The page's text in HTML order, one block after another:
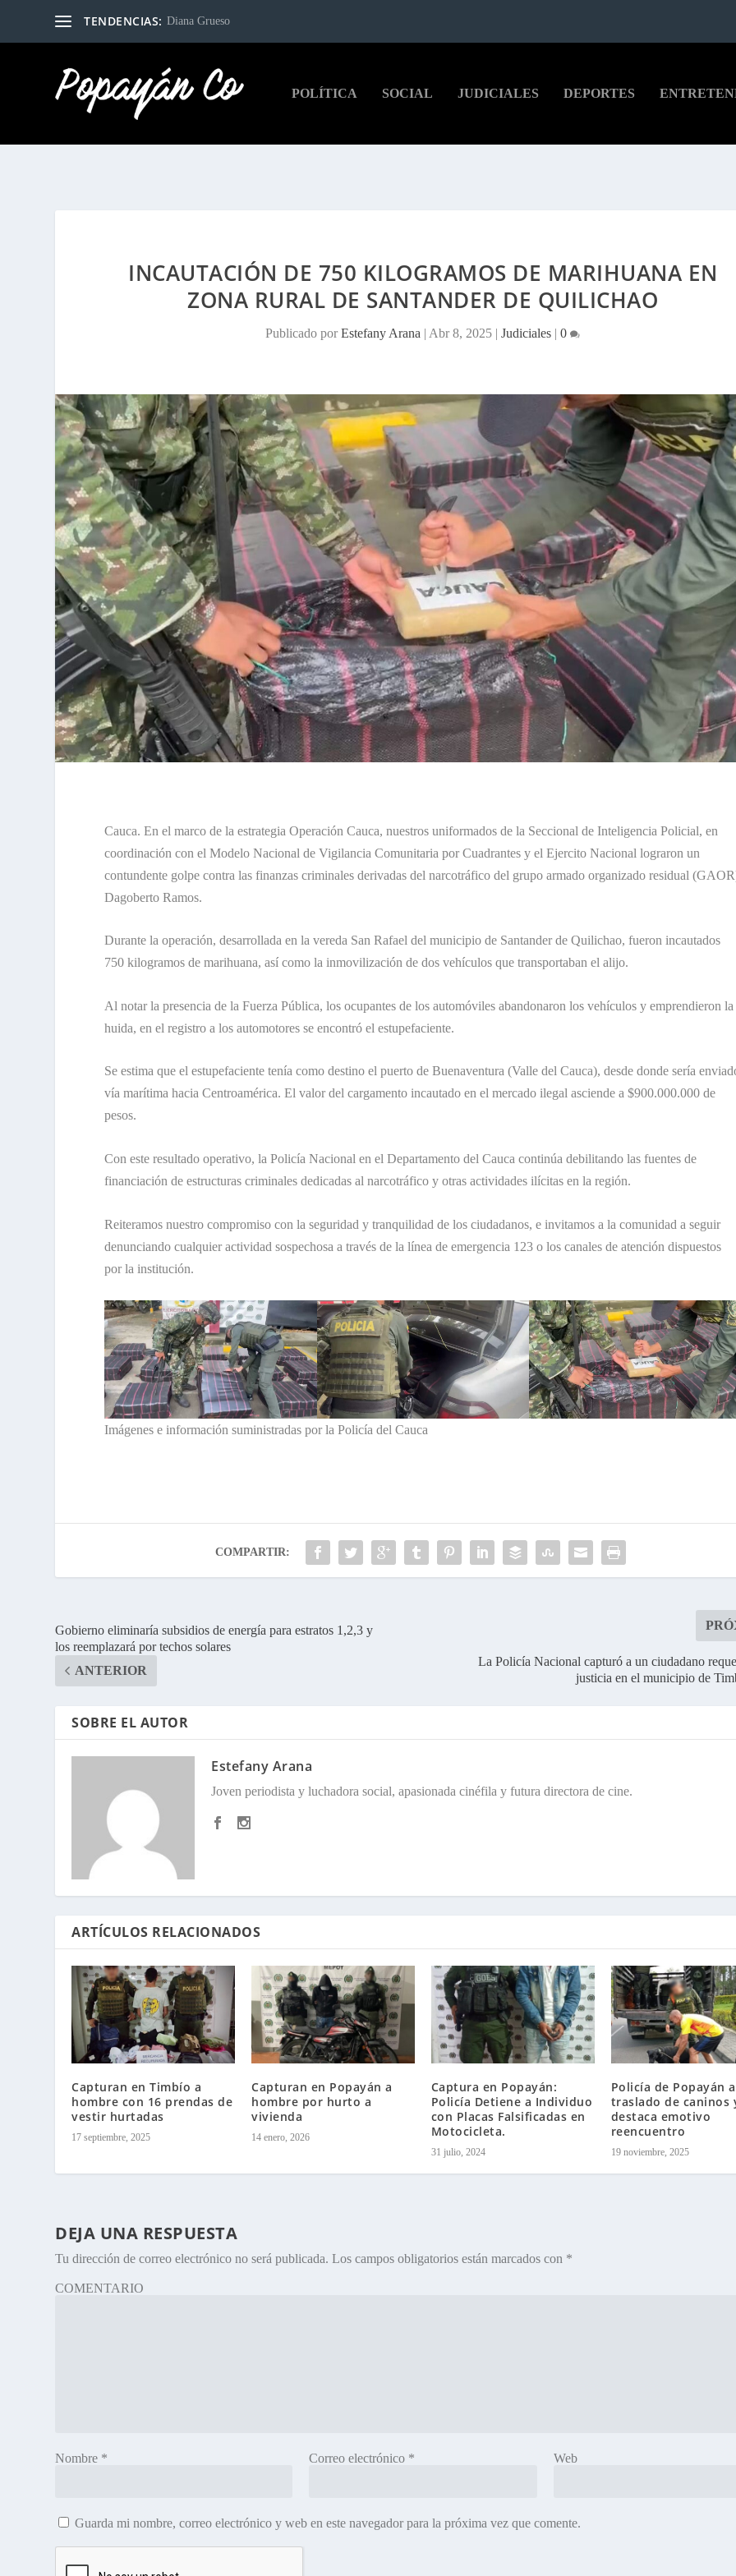
TENDENCIAS: Diana Grueso
POLÍTICA SOCIAL JUDICIALES DEPORTES
INCAUTACIÓN DE 750 KILOGRAMOS DE MARIHUANA EN
ZONA RURAL DE SANTANDER DE QUILICHAO
Publicado porEstefany Arana | Abr 8, 2025 |Judiciales |0
Cauca. En el marco de la estrategia Operación Cauca, nuestros uniformados de la Seccional de Inteligencia Policial, en
coordinación con el Modelo Nacional de Vigilancia Comunitaria por Cuadrantes y el Ejercito Nacional lograron un
contundente golpe contra las finanzas criminales derivadas del narcotráfico del grupo armado organizado residual
Dagoberto Ramos.
Durante la operación, desarrollada en la vereda San Rafael del municipio de Santander de Quilichao, fueron incautados
750 kilogramos de marihuana, así como la inmovilización de dos vehículos que transportaban el alijo.
Al notar la presencia de la Fuerza Pública, los ocupantes de los automóviles abandonaron los vehículos y emprendieron la
huida, en el registro a los automotores se encontró el estupefaciente.
Se estima que el estupefaciente tenía como destino el puerto de Buenaventura (Valle del Cauca), desde donde sería
vía marítima hacia Centroamérica. El valor del cargamento incautado en el mercado ilegal asciende a $900.000.000 de
pesos.
Con este resultado operativo, la Policía Nacional en el Departamento del Cauca continúa debilitando las fuentes de
financiación de estructuras criminales dedicadas al narcotráfico y otras actividades ilícitas en la región.
Reiteramos nuestro compromiso con la seguridad y tranquilidad de los ciudadanos, e invitamos a la comunidad a seguir
denunciando cualquier actividad sospechosa a través de la línea de emergencia 123 o los canales de atención dispuestos
por la institución.
Imágenes e información suministradas por la Policía del Cauca
COMPARTIR:
Gobierno eliminaría subsidios de energía para estratos 1,2,3 y
los reemplazará por techos solares
ANTERIOR
La Policía Nacional capturó a un ciudadano
justicia en el municipio de
SOBRE EL AUTOR
Estefany Arana
Joven periodista y luchadora social, apasionada cinéfila y futura directora de cine.
ARTÍCULOS RELACIONADOS
Capturan en Timbío a
hombre con 16 prendas de
vestir hurtadas
17 septiembre, 2025
Capturan en Popayán a
hombre por hurto a
vivienda
14 enero, 2026
Captura en Popayán:
Policía Detiene a Individuo
con Placas Falsificadas en
Motocicleta.
31 julio, 2024
Policía de Popayán
traslado de caninos
destaca emotivo
reencuentro
19 noviembre, 2025
DEJA UNA RESPUESTA
Tu dirección de correo electrónico no será publicada. Los campos obligatorios están marcados con *
COMENTARIO
Nombre * Correo electrónico * Web
Guarda mi nombre, correo electrónico y web en este navegador para la próxima vez que comente.